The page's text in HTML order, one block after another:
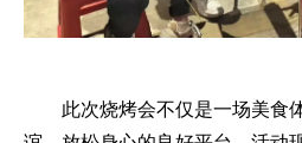
此次烧烤会不仅是一场美食